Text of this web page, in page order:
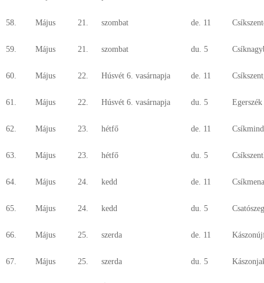
58. Május 21. szombat de. 11
59. Május 21. szombat du. 5
60. Május 22. Húsvét 6. vasárnapja de. 11
61. Május 22. Húsvét 6. vasárnapja du. 5 Egerszék
62. Május 23. hétfő de. 11
63. Május 23. hétfő du. 5
64. Május 24. kedd de. 11
65. Május 24. kedd du. 5 Csatószeg
66. Május 25. szerda de. 11
67. Május 25. szerda du. 5